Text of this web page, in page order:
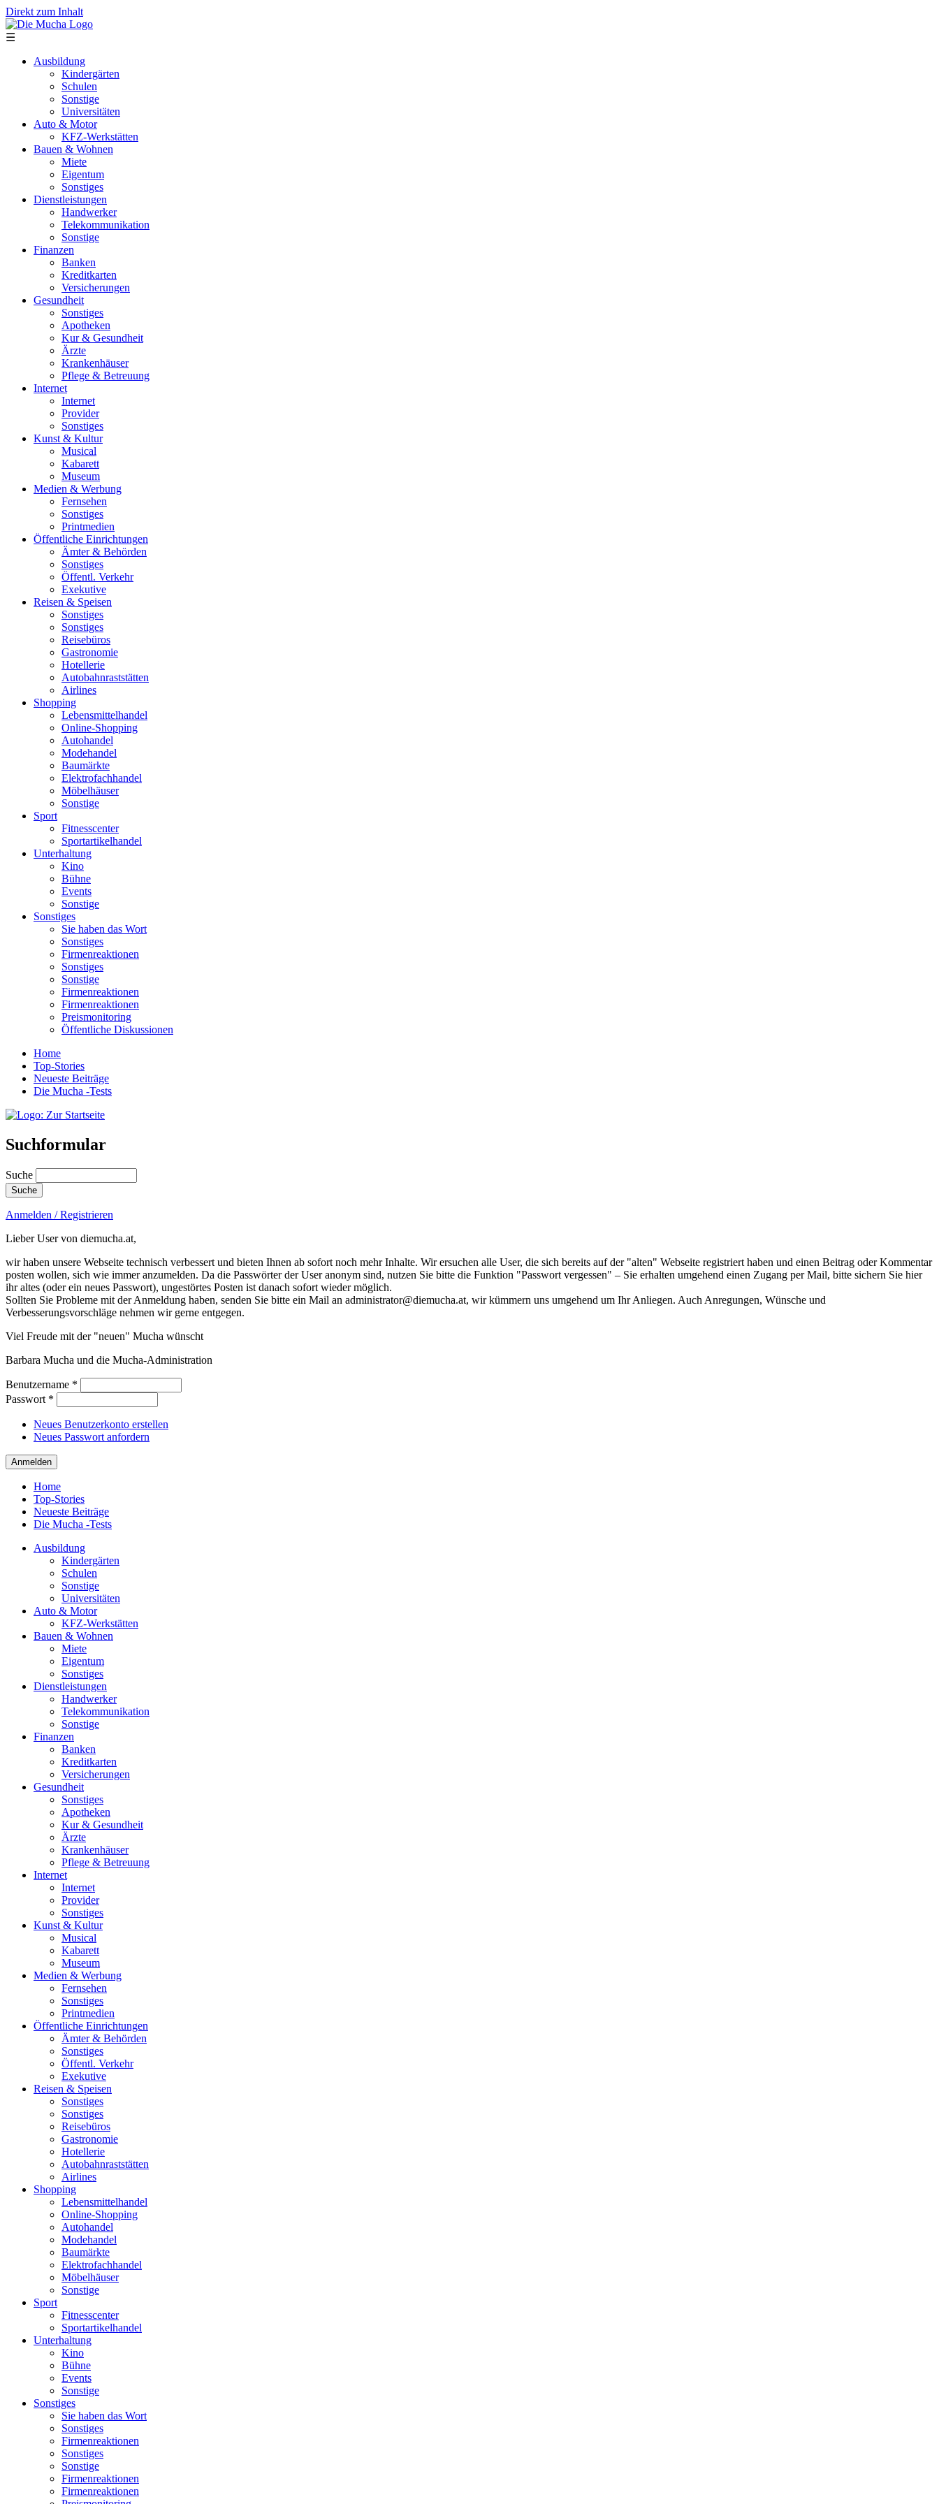
Direkt zum Inhalt
☰
Ausbildung
Kindergärten
Schulen
Sonstige
Universitäten
Auto & Motor
KFZ-Werkstätten
Bauen & Wohnen
Miete
Eigentum
Sonstiges
Dienstleistungen
Handwerker
Telekommunikation
Sonstige
Finanzen
Banken
Kreditkarten
Versicherungen
Gesundheit
Sonstiges
Apotheken
Kur & Gesundheit
Ärzte
Krankenhäuser
Pflege & Betreuung
Internet
Internet
Provider
Sonstiges
Kunst & Kultur
Musical
Kabarett
Museum
Medien & Werbung
Fernsehen
Sonstiges
Printmedien
Öffentliche Einrichtungen
Ämter & Behörden
Sonstiges
Öffentl. Verkehr
Exekutive
Reisen & Speisen
Sonstiges
Sonstiges
Reisebüros
Gastronomie
Hotellerie
Autobahnraststätten
Airlines
Shopping
Lebensmittelhandel
Online-Shopping
Autohandel
Modehandel
Baumärkte
Elektrofachhandel
Möbelhäuser
Sonstige
Sport
Fitnesscenter
Sportartikelhandel
Unterhaltung
Kino
Bühne
Events
Sonstige
Sonstiges
Sie haben das Wort
Sonstiges
Firmenreaktionen
Sonstiges
Sonstige
Firmenreaktionen
Firmenreaktionen
Preismonitoring
Öffentliche Diskussionen
Home
Top-Stories
Neueste Beiträge
Die Mucha -Tests
Suchformular
Suche
Anmelden / Registrieren
Lieber User von diemucha.at,
wir haben unsere Webseite technisch verbessert und bieten Ihnen ab sofort noch mehr Inhalte. Wir ersuchen alle User, die sich bereits auf der "alten" Webseite registriert haben und einen Beitrag oder Kommentar
posten wollen, sich wie immer anzumelden. Da die Passwörter der User anonym sind, nutzen Sie bitte die Funktion "Passwort vergessen" – Sie erhalten umgehend einen Zugang per Mail, bitte sichern Sie hier
ihr altes (oder ein neues Passwort), ungestörtes Posten ist danach sofort wieder möglich.
Sollten Sie Probleme mit der Anmeldung haben, senden Sie bitte ein Mail an administrator@diemucha.at, wir kümmern uns umgehend um Ihr Anliegen. Auch Anregungen, Wünsche und
Verbesserungsvorschläge nehmen wir gerne entgegen.
Viel Freude mit der "neuen" Mucha wünscht
Barbara Mucha und die Mucha-Administration
Benutzername *
Passwort *
Neues Benutzerkonto erstellen
Neues Passwort anfordern
Home
Top-Stories
Neueste Beiträge
Die Mucha -Tests
Ausbildung
Kindergärten
Schulen
Sonstige
Universitäten
Auto & Motor
KFZ-Werkstätten
Bauen & Wohnen
Miete
Eigentum
Sonstiges
Dienstleistungen
Handwerker
Telekommunikation
Sonstige
Finanzen
Banken
Kreditkarten
Versicherungen
Gesundheit
Sonstiges
Apotheken
Kur & Gesundheit
Ärzte
Krankenhäuser
Pflege & Betreuung
Internet
Internet
Provider
Sonstiges
Kunst & Kultur
Musical
Kabarett
Museum
Medien & Werbung
Fernsehen
Sonstiges
Printmedien
Öffentliche Einrichtungen
Ämter & Behörden
Sonstiges
Öffentl. Verkehr
Exekutive
Reisen & Speisen
Sonstiges
Sonstiges
Reisebüros
Gastronomie
Hotellerie
Autobahnraststätten
Airlines
Shopping
Lebensmittelhandel
Online-Shopping
Autohandel
Modehandel
Baumärkte
Elektrofachhandel
Möbelhäuser
Sonstige
Sport
Fitnesscenter
Sportartikelhandel
Unterhaltung
Kino
Bühne
Events
Sonstige
Sonstiges
Sie haben das Wort
Sonstiges
Firmenreaktionen
Sonstiges
Sonstige
Firmenreaktionen
Firmenreaktionen